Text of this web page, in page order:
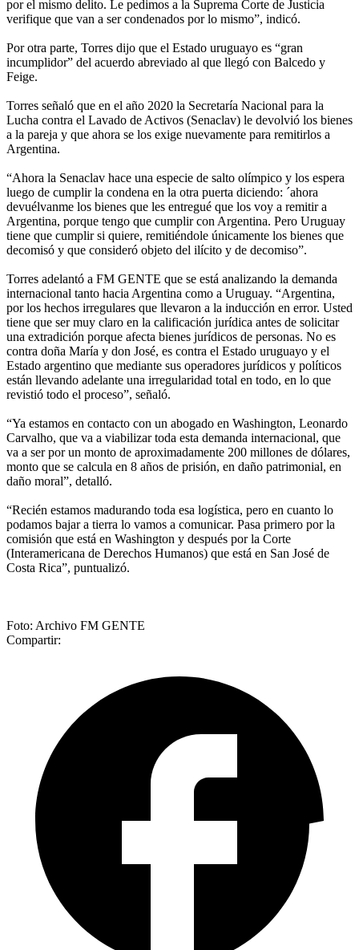
por el mismo delito. Le pedimos a la Suprema Corte de Justicia
verifique que van a ser condenados por lo mismo”, indicó.
Por otra parte, Torres dijo que el Estado uruguayo es “gran
incumplidor” del acuerdo abreviado al que llegó con Balcedo y
Feige.
Torres señaló que en el año 2020 la Secretaría Nacional para la
Lucha contra el Lavado de Activos (Senaclav) le devolvió los bienes
a la pareja y que ahora se los exige nuevamente para remitirlos a
Argentina.
“Ahora la Senaclav hace una especie de salto olímpico y los espera
luego de cumplir la condena en la otra puerta diciendo: ´ahora
devuélvanme los bienes que les entregué que los voy a remitir a
Argentina, porque tengo que cumplir con Argentina. Pero Uruguay
tiene que cumplir si quiere, remitiéndole únicamente los bienes que
decomisó y que consideró objeto del ilícito y de decomiso”.
Torres adelantó a FM GENTE que se está analizando la demanda
internacional tanto hacia Argentina como a Uruguay. “Argentina,
por los hechos irregulares que llevaron a la inducción en error. Usted
tiene que ser muy claro en la calificación jurídica antes de solicitar
una extradición porque afecta bienes jurídicos de personas. No es
contra doña María y don José, es contra el Estado uruguayo y el
Estado argentino que mediante sus operadores jurídicos y políticos
están llevando adelante una irregularidad total en todo, en lo que
revistió todo el proceso”, señaló.
“Ya estamos en contacto con un abogado en Washington, Leonardo
Carvalho, que va a viabilizar toda esta demanda internacional, que
va a ser por un monto de aproximadamente 200 millones de dólares,
monto que se calcula en 8 años de prisión, en daño patrimonial, en
daño moral”, detalló.
“Recién estamos madurando toda esa logística, pero en cuanto lo
podamos bajar a tierra lo vamos a comunicar. Pasa primero por la
comisión que está en Washington y después por la Corte
(Interamericana de Derechos Humanos) que está en San José de
Costa Rica”, puntualizó.
Foto: Archivo FM GENTE
Compartir: